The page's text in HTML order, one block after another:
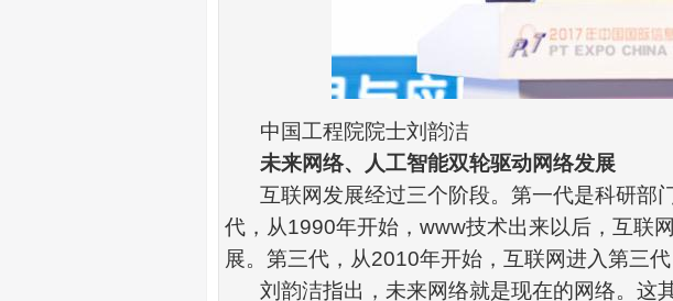
中国工程院院士刘韵洁
未来网络、人工智能双轮驱动网络发展
互联网发展经过三个阶段。第一代是科研部
代，从1990年开始， www技术出来以后，互联
展。第三代，从2010年开始，互联网进入第三代
刘韵洁指出，未来网络就是现在的网络。这